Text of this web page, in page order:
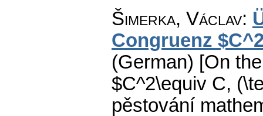
Šimerka, Václav:
Congruenz
(German) [On
$C^2\equiv C,
pěstování